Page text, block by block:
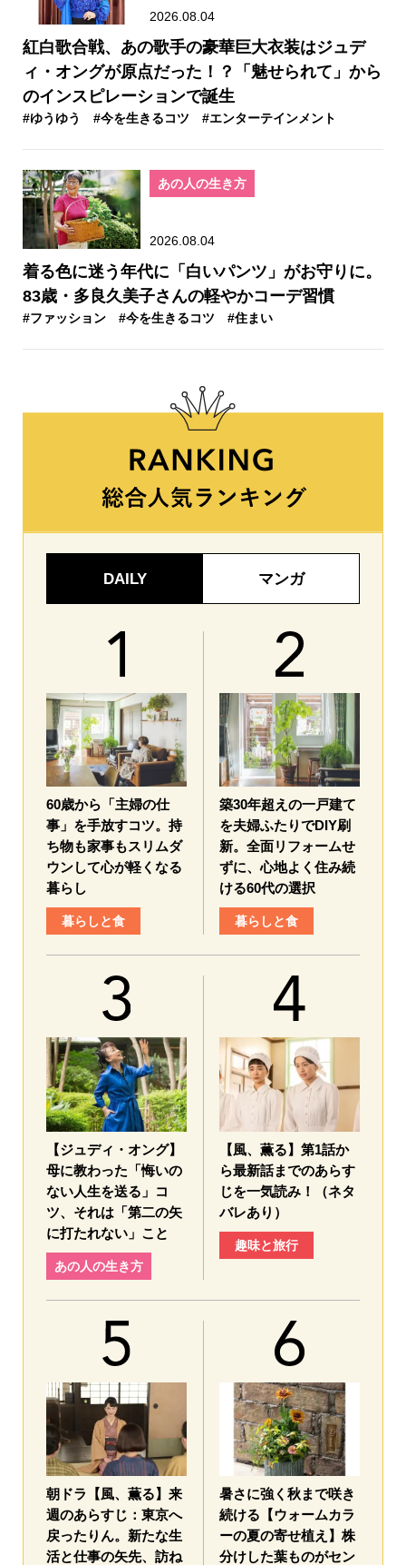
2026.08.04
紅白歌合戦、あの歌手の豪華巨大衣装はジュデ
ィ・オングが原点だった！？「魅せられて」から
のインスピレーションで誕生
#ゆうゆう #今を生きるコツ #エンターテインメント
あの人の生き方
2026.08.04
着る色に迷う年代に「白いパンツ」がお守りに。
83歳・多良久美子さんの軽やかコーデ習慣
#ファッション #今を生きるコツ #住まい
DAILY マンガ
60歳から「主婦の仕
事」を手放すコツ。持
ち物も家事もスリムダ
ウンして心が軽くなる
暮らし
暮らしと食
築30年超えの一戸建て
を夫婦ふたりでDIY刷
新。全面リフォームせ
ずに、心地よく住み続
ける60代の選択
暮らしと食
【ジュディ・オング】
母に教わった「悔いの
ない人生を送る」コ
ツ、それは「第二の矢
に打たれない」こと
あの人の生き方
【風、薫る】第1話か
ら最新話までのあらす
じを一気読み！（ネタ
バレあり）
趣味と旅行
朝ドラ【風、薫る】来
週のあらすじ：東京へ
戻ったりん。新たな生
活と仕事の矢先、訪ね
暑さに強く秋まで咲き
続ける【ウォームカラ
ーの夏の寄せ植え】株
分けした葉ものがセン